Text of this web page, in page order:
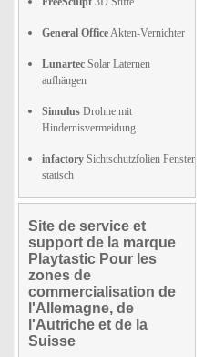
General OfficeAkten-Vernichter
Lunartec Solar Laternen
aufhängen
Simulus Drohne mit
Hindernisvermeidung
infactory Sichtschutzfolien Fenster
statisch
Site de service et
support de la marque
Playtastic Pour les
zones de
commercialisation de
l'Allemagne, de
l'Autriche et de la
Suisse